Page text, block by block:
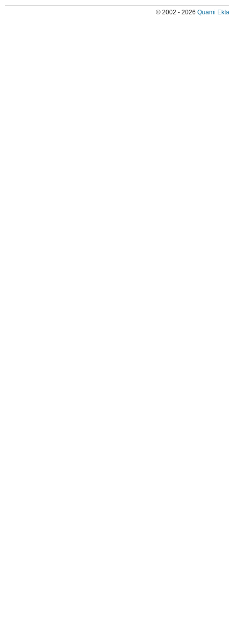
© 2002 - 2026 Quami